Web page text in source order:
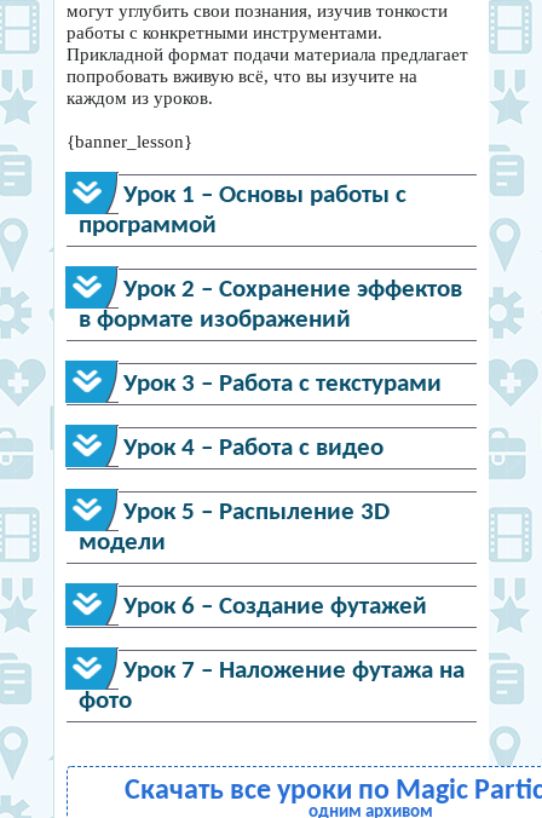
могут углубить свои познания, изучив тонкости
работы с конкретными инструментами.
Прикладной формат подачи материала предлагает
попробовать вживую всё, что вы изучите на
каждом из уроков.
{banner_lesson}
Урок 1 – Основы работы с
программой
Урок 2 – Сохранение эффектов
в формате изображений
Урок 3 – Работа с текстурами
Урок 4 – Работа с видео
Урок 5 – Распыление 3D
модели
Урок 6 – Создание футажей
Урок 7 – Наложение футажа на
фото
Скачать все уроки по Magic
одним архивом